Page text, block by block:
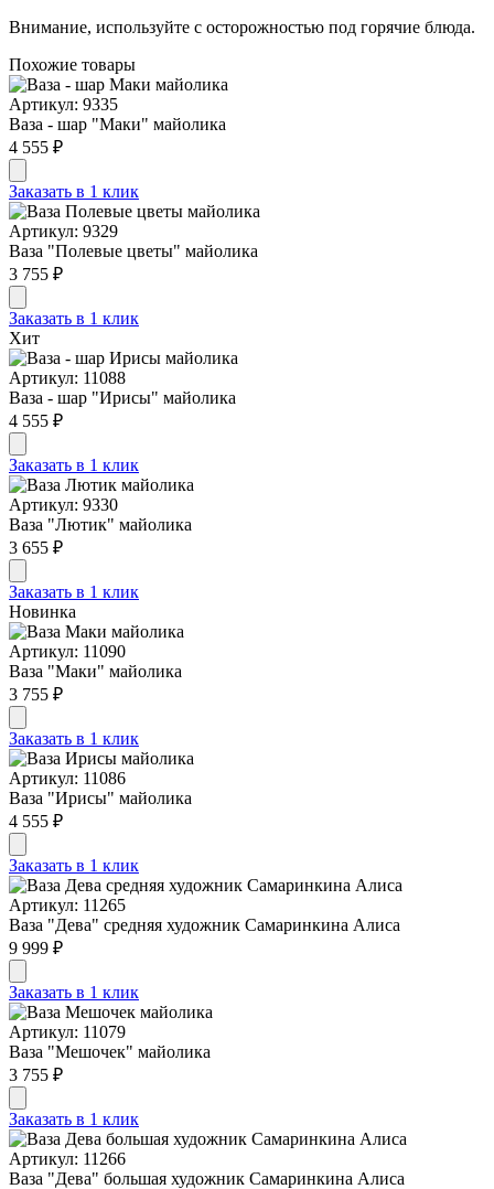
Внимание, используйте с осторожностью под горячие блюда.
Похожие товары
Артикул: 9335
Ваза - шар "Маки" майолика
4 555 ₽
Заказать в 1 клик
Артикул: 9329
Ваза "Полевые цветы" майолика
3 755 ₽
Заказать в 1 клик
Хит
Артикул: 11088
Ваза - шар "Ирисы" майолика
4 555 ₽
Заказать в 1 клик
Артикул: 9330
Ваза "Лютик" майолика
3 655 ₽
Заказать в 1 клик
Новинка
Артикул: 11090
Ваза "Маки" майолика
3 755 ₽
Заказать в 1 клик
Артикул: 11086
Ваза "Ирисы" майолика
4 555 ₽
Заказать в 1 клик
Артикул: 11265
Ваза "Дева" средняя художник Самаринкина Алиса
9 999 ₽
Заказать в 1 клик
Артикул: 11079
Ваза "Мешочек" майолика
3 755 ₽
Заказать в 1 клик
Артикул: 11266
Ваза "Дева" большая художник Самаринкина Алиса